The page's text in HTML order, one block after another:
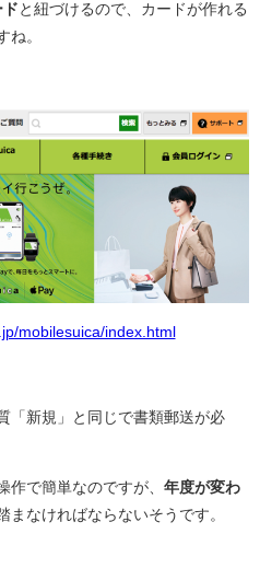
ド と紐づけるので、カードが作れる
ね。
mobilesuica/index.html
「新規」と同じで書類郵送が必
作で簡単なのですが、 年度が変わ
まなければならないそうです。